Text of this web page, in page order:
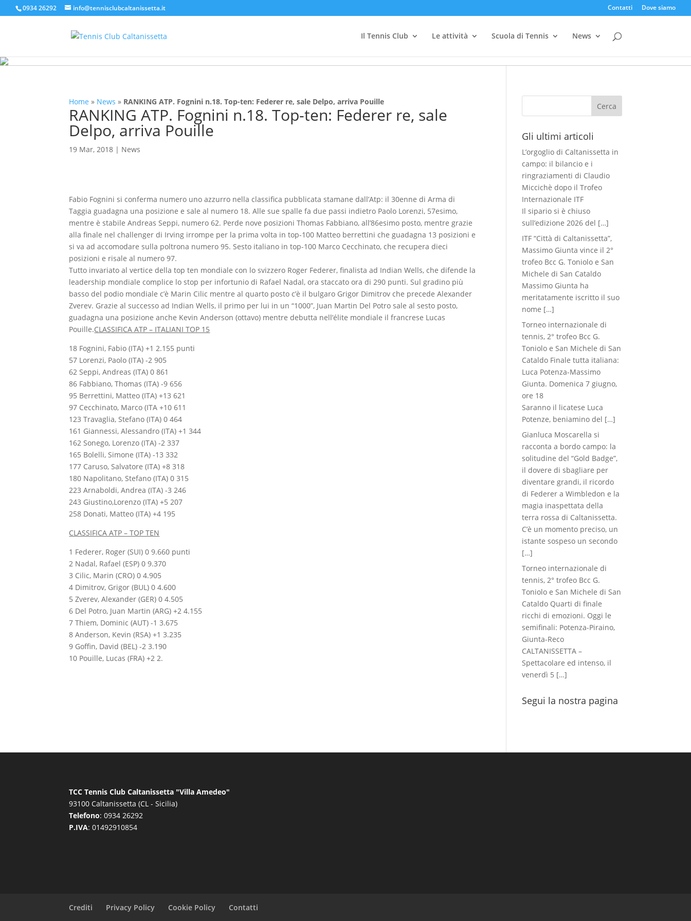
0934 26292 info@tennisclubcaltanissetta.it Contatti Dove siamo
Il Tennis Club Le attività Scuola di Tennis News
Home » News » RANKING ATP. Fognini n.18. Top-ten: Federer re, sale Delpo, arriva Pouille
RANKING ATP. Fognini n.18. Top-ten: Federer re, sale
Delpo, arriva Pouille
19 Mar, 2018 | News
Fabio Fognini si conferma numero uno azzurro nella classifica pubblicata stamane dall’Atp: il 30enne di Arma di
Taggia guadagna una posizione e sale al numero 18. Alle sue spalle fa due passi indietro Paolo Lorenzi, 57esimo,
mentre è stabile Andreas Seppi, numero 62. Perde nove posizioni Thomas Fabbiano, all’86esimo posto, mentre grazie
alla finale nel challenger di Irving irrompe per la prima volta in top-100 Matteo berrettini che guadagna 13 posizioni e
si va ad accomodare sulla poltrona numero 95. Sesto italiano in top-100 Marco Cecchinato, che recupera dieci
posizioni e risale al numero 97.
Tutto invariato al vertice della top ten mondiale con lo svizzero Roger Federer, finalista ad Indian Wells, che difende la
leadership mondiale complice lo stop per infortunio di Rafael Nadal, ora staccato ora di 290 punti. Sul gradino più
basso del podio mondiale c’è Marin Cilic mentre al quarto posto c’è il bulgaro Grigor Dimitrov che precede Alexander
Zverev. Grazie al successo ad Indian Wells, il primo per lui in un “1000”, Juan Martin Del Potro sale al sesto posto,
guadagna una posizione anche Kevin Anderson (ottavo) mentre debutta nell’élite mondiale il francrese Lucas
Pouille.CLASSIFICA ATP – ITALIANI TOP 15
18 Fognini, Fabio (ITA) +1 2.155 punti
57 Lorenzi, Paolo (ITA) -2 905
62 Seppi, Andreas (ITA) 0 861
86 Fabbiano, Thomas (ITA) -9 656
95 Berrettini, Matteo (ITA) +13 621
97 Cecchinato, Marco (ITA +10 611
123 Travaglia, Stefano (ITA) 0 464
161 Giannessi, Alessandro (ITA) +1 344
162 Sonego, Lorenzo (ITA) -2 337
165 Bolelli, Simone (ITA) -13 332
177 Caruso, Salvatore (ITA) +8 318
180 Napolitano, Stefano (ITA) 0 315
223 Arnaboldi, Andrea (ITA) -3 246
243 Giustino,Lorenzo (ITA) +5 207
258 Donati, Matteo (ITA) +4 195
CLASSIFICA ATP – TOP TEN
1 Federer, Roger (SUI) 0 9.660 punti
2 Nadal, Rafael (ESP) 0 9.370
3 Cilic, Marin (CRO) 0 4.905
4 Dimitrov, Grigor (BUL) 0 4.600
5 Zverev, Alexander (GER) 0 4.505
6 Del Potro, Juan Martin (ARG) +2 4.155
7 Thiem, Dominic (AUT) -1 3.675
8 Anderson, Kevin (RSA) +1 3.235
9 Goffin, David (BEL) -2 3.190
10 Pouille, Lucas (FRA) +2 2.
Cerca
Gli ultimi articoli
L’orgoglio di Caltanissetta in
campo: il bilancio e i
ringraziamenti di Claudio
Miccichè dopo il Trofeo
Internazionale ITF
Il sipario si è chiuso
sull’edizione 2026 del […]
ITF “Città di Caltanissetta”,
Massimo Giunta vince il 2°
trofeo Bcc G. Toniolo e San
Michele di San Cataldo
Massimo Giunta ha
meritatamente iscritto il suo
nome […]
Torneo internazionale di
tennis, 2° trofeo Bcc G.
Toniolo e San Michele di San
Cataldo Finale tutta italiana:
Luca Potenza-Massimo
Giunta. Domenica 7 giugno,
ore 18
Saranno il licatese Luca
Potenze, beniamino del […]
Gianluca Moscarella si
racconta a bordo campo: la
solitudine del “Gold Badge”,
il dovere di sbagliare per
diventare grandi, il ricordo
di Federer a Wimbledon e la
magia inaspettata della
terra rossa di Caltanissetta.
C’è un momento preciso, un
istante sospeso un secondo
[…]
Torneo internazionale di
tennis, 2° trofeo Bcc G.
Toniolo e San Michele di San
Cataldo Quarti di finale
ricchi di emozioni. Oggi le
semifinali: Potenza-Piraino,
Giunta-Reco
CALTANISSETTA –
Spettacolare ed intenso, il
venerdì 5 […]
Segui la nostra pagina
TCC Tennis Club Caltanissetta "Villa Amedeo"
93100 Caltanissetta (CL - Sicilia)
Telefono: 0934 26292
P.IVA: 01492910854
Crediti Privacy Policy Cookie Policy Contatti